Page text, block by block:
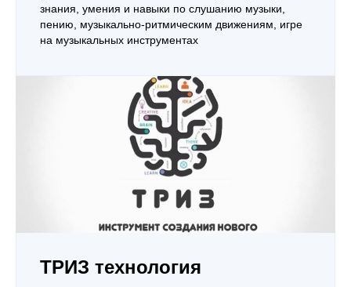
знания, умения и навыки по слушанию музыки,
пению, музыкально-ритмическим движениям, игре
на музыкальных инструментах
ТРИЗ технология